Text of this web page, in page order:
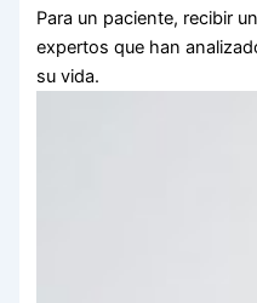
Para un paciente, recibir
expertos que han
su vida.